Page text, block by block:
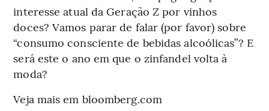
interesse atual da Geração Z por vinhos
doces? Vamos parar de falar (por favor) sobre
“consumo consciente de bebidas alcoólicas”? E
será este o ano em que o zinfandel volta à
moda?
Veja mais em bloomberg.com